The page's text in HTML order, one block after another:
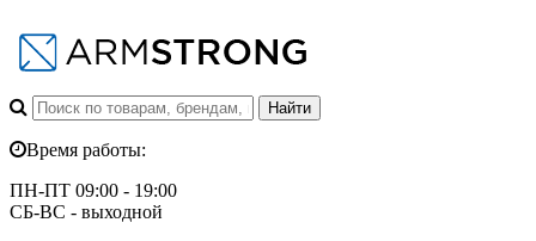
Время работы:
ПН-ПТ 09:00 - 19:00
СБ-ВС - выходной